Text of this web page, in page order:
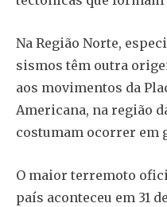
Na Região Norte,
sismos têm outra
aos movimentos da
Americana, na região
costumam ocorrer em
O maior terremoto
país aconteceu em 31